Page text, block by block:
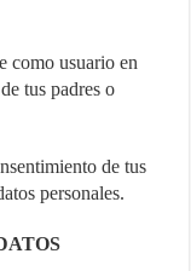
como usuario en
tus padres o
de tus
personales.